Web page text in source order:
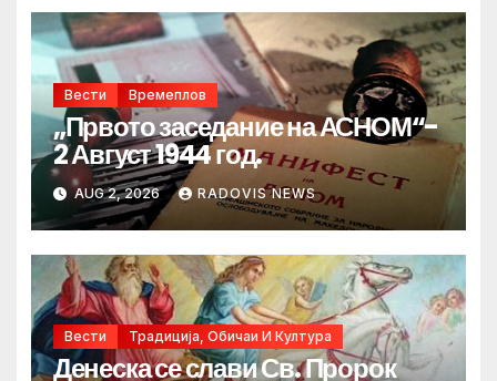
Вести Времеплов
„Првото заседание на АСНОМ“-
2 Август 1944 год.
AUG 2, 2026 RADOVIS NEWS
Вести Традиција, Обичаи И Култура
Денеска се слави Св. Пророк